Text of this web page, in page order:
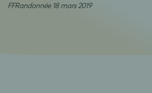
FFRandonnée 18 mars 2019